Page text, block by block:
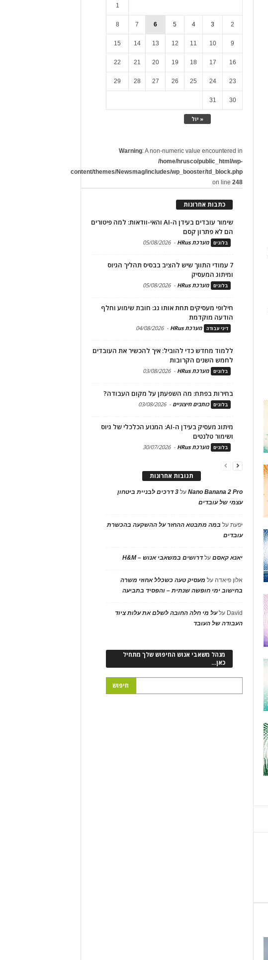
« יול
1
2
3
4
5
6
7
8
9
10
11
12
13
14
15
16
17
18
19
20
21
22
23
24
25
26
27
28
29
30
31
Warning: A non-numeric value encountered in
/home/hrusco/public_html/wp-
content/themes/Newsmag/includes/wp_booster/td_block.php
on line248
כתבות אחרונות
שימור עובדים בעידן ה-AI והאי-וודאות: למה פיטורים
הם לא פתרון קסם
בלוגים מערכת HRus -
05/08/2026
7 עמודי התווך שיש להציב בבסיס תהליך הגיוס
ומיתוג המעסיק
בלוגים מערכת HRus -
05/08/2026
חילופי מעסיקים תחת אותו גג: חובת שימוע וחלף
הודעה מוקדמת
דיני עבודה מערכת HRus -
04/08/2026
ללמוד מחדש כדי להוביל: איך להכשיר את העובדים
לחמש השנים הקרובות
בלוגים מערכת HRus -
03/08/2026
בחירות בפתח: מה השפעתן על מקום העבודה?
בלוגים כותבים חיצוניים -
03/08/2026
מיתוג מעסיק בעידן ה-AI: המנוע הכלכלי של גיוס
ושימור טלנטים
בלוגים מערכת HRus -
30/07/2026
תגובות אחרונות
Nano Banana 2 Proעל
3 דרכים לבניית ביטחון
עצמי של עובדים
יפעתעל במה מתבטא ההחזר על ההשקעה בהכשרת
עובדים
יאנא קאסםעלדרושים במשאבי אנוש – H&M
אלון פיאדה על מעסיק טעה כשכלל אחוזי משרה
בחישוב ימי חופשה שנתית – והפסיד בתביעה
David עלעל מי חלה החובה לשלם את עלות ציוד
העבודה של העובד
מנהל משאבי אנוש החיפוש שלך מתחיל
כאן…